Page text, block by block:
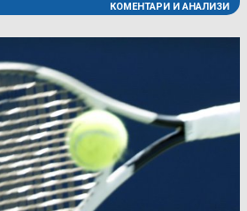
КОМЕНТАРИ И АНАЛИЗИ